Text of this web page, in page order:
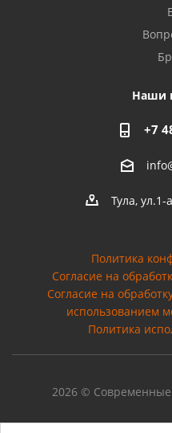
Наши
+7
Тула, ул.1-
Политика
Согласие на
Cогласие на
использованием
Политика
2026 ©